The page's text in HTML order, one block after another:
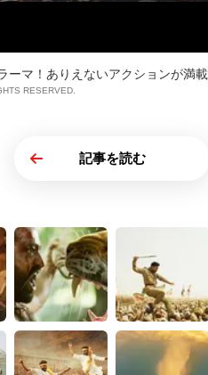
ーマ！ありえないアクションが満載
RESERVED.
記事を読む